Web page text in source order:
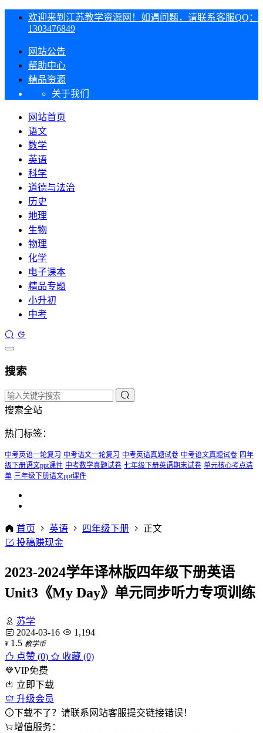
欢迎来到江苏教学资源网！如遇问题，请联系客服QQ：
1303476849
网站公告
帮助中心
精品资源
关于我们
网站首页
语文
数学
英语
科学
道德与法治
历史
地理
生物
物理
化学
电子课本
精品专题
小升初
中考
搜索
搜索全站
热门标签：
中考英语一轮复习 中考语文一轮复习 中考英语真题试卷 中考语文真题试卷 四年
级下册语文ppt课件 中考数学真题试卷 七年级下册英语期末试卷 单元核心考点清
单 三年级下册语文ppt课件
首页 英语 四年级下册
正文
投稿赚现金
2023-2024学年译林版四年级下册英语
Unit3《My Day》单元同步听力专项训练
苏学
2024-03-16
1,194
¥ 1.5 教学币
点赞 (0)
收藏 (0)
VIP免费
立即下载
升级会员
下载不了？请联系网站客服提交链接错误！
增值服务：